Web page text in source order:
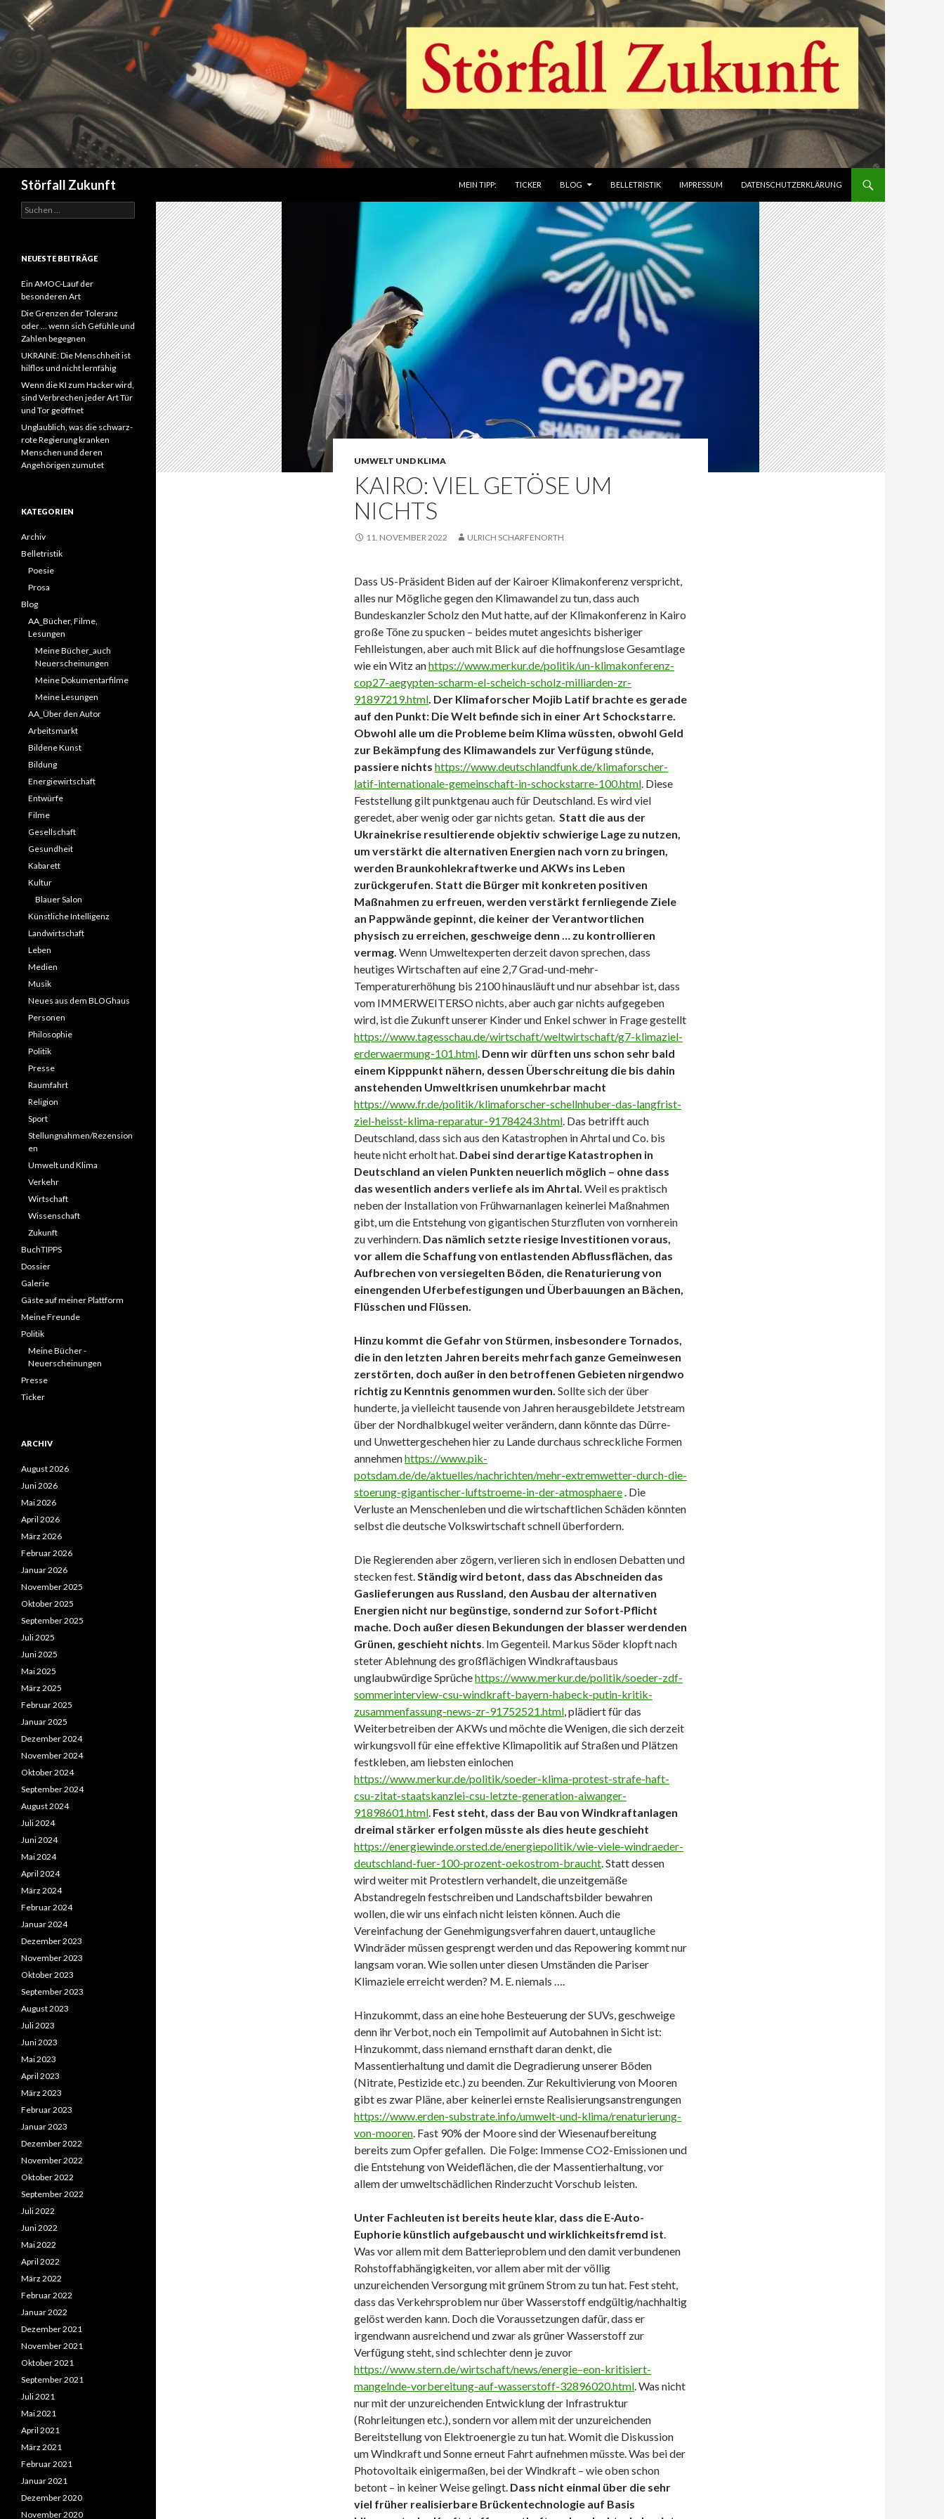
Störfall Zukunft
MEIN TIPP:
TICKER BLOG BELLETRISTIK IMPRESSUM DATENSCHUTZERKLÄRUNG
UMWELT UND KLIMA
KAIRO: VIEL GETÖSE UM
NICHTS
11. NOVEMBER 2022 ULRICH SCHARFENORTH
Dass US-Präsident Biden auf der Kairoer Klimakonferenz verspricht,
alles nur Mögliche gegen den Klimawandel zu tun, dass auch
Bundeskanzler Scholz den Mut hatte, auf der Klimakonferenz in Kairo
große Töne zu spucken – beides mutet angesichts bisheriger
Fehlleistungen, aber auch mit Blick auf die hoffnungslose Gesamtlage
wie ein Witz anhttps://www.merkur.de/politik/un-klimakonferenz-
cop27-aegypten-scharm-el-scheich-scholz-milliarden-zr-
91897219.html. Der Klimaforscher Mojib Latif brachte es gerade
auf den Punkt: Die Welt befinde sich in einer Art Schockstarre.
Obwohl alle um die Probleme beim Klima wüssten, obwohl Geld
zur Bekämpfung des Klimawandels zur Verfügung stünde,
passiere nichts https://www.deutschlandfunk.de/klimaforscher-
latif-internationale-gemeinschaft-in-schockstarre-100.html. Diese
Feststellung gilt punktgenau auch für Deutschland. Es wird viel
geredet, aber wenig oder gar nichts getan. Statt die aus der
Ukrainekrise resultierende objektiv schwierige Lage zu nutzen,
um verstärkt die alternativen Energien nach vorn zu bringen,
werden Braunkohlekraftwerke und AKWs ins Leben
zurückgerufen. Statt die Bürger mit konkreten positiven
Maßnahmen zu erfreuen, werden verstärkt fernliegende Ziele
an Pappwände gepinnt, die keiner der Verantwortlichen
physisch zu erreichen, geschweige denn … zu kontrollieren
vermag. Wenn Umweltexperten derzeit davon sprechen, dass
heutiges Wirtschaften auf eine 2,7 Grad-und-mehr-
Temperaturerhöhung bis 2100 hinausläuft und nur absehbar ist, dass
vom IMMERWEITERSO nichts, aber auch gar nichts aufgegeben
wird, ist die Zukunft unserer Kinder und Enkel schwer in Frage gestellt
https://www.tagesschau.de/wirtschaft/weltwirtschaft/g7-klimaziel-
erderwaermung-101.html. Denn wir dürften uns schon sehr bald
einem Kipppunkt nähern, dessen Überschreitung die bis dahin
anstehenden Umweltkrisen unumkehrbar macht
https://www.fr.de/politik/klimaforscher-schellnhuber-das-langfrist-
ziel-heisst-klima-reparatur-91784243.html. Das betrifft auch
Deutschland, dass sich aus den Katastrophen in Ahrtal und Co. bis
heute nicht erholt hat. Dabei sind derartige Katastrophen in
Deutschland an vielen Punkten neuerlich möglich – ohne dass
das wesentlich anders verliefe als im Ahrtal. Weil es praktisch
neben der Installation von Frühwarnanlagen keinerlei Maßnahmen
gibt, um die Entstehung von gigantischen Sturzfluten von vornherein
zu verhindern. Das nämlich setzte riesige Investitionen voraus,
vor allem die Schaffung von entlastenden Abflussflächen, das
Aufbrechen von versiegelten Böden, die Renaturierung von
einengenden Uferbefestigungen und Überbauungen an Bächen,
Flüsschen und Flüssen.
Hinzu kommt die Gefahr von Stürmen, insbesondere Tornados,
die in den letzten Jahren bereits mehrfach ganze Gemeinwesen
zerstörten, doch außer in den betroffenen Gebieten nirgendwo
richtig zu Kenntnis genommen wurden. Sollte sich der über
hunderte, ja vielleicht tausende von Jahren herausgebildete Jetstream
über der Nordhalbkugel weiter verändern, dann könnte das Dürre-
und Unwettergeschehen hier zu Lande durchaus schreckliche Formen
annehmenhttps://www.pik-
potsdam.de/de/aktuelles/nachrichten/mehr-extremwetter-durch-die-
stoerung-gigantischer-luftstroeme-in-der-atmosphaere. Die
Verluste an Menschenleben und die wirtschaftlichen Schäden könnten
selbst die deutsche Volkswirtschaft schnell überfordern.
Die Regierenden aber zögern, verlieren sich in endlosen Debatten und
stecken fest.Ständig wird betont, dass das Abschneiden das
Gaslieferungen aus Russland, den Ausbau der alternativen
Energien nicht nur begünstige, sondernd zur Sofort-Pflicht
mache. Doch außer diesen Bekundungen der blasser werdenden
Grünen, geschieht nichts. Im Gegenteil. Markus Söder klopft nach
steter Ablehnung des großflächigen Windkraftausbaus
unglaubwürdige Sprüchehttps://www.merkur.de/politik/soeder-zdf-
sommerinterview-csu-windkraft-bayern-habeck-putin-kritik-
zusammenfassung-news-zr-91752521.html, plädiert für das
Weiterbetreiben der AKWs und möchte die Wenigen, die sich derzeit
wirkungsvoll für eine effektive Klimapolitik auf Straßen und Plätzen
festkleben, am liebsten einlochen
https://www.merkur.de/politik/soeder-klima-protest-strafe-haft-
csu-zitat-staatskanzlei-csu-letzte-generation-aiwanger-
91898601.html. Fest steht, dass der Bau von Windkraftanlagen
dreimal stärker erfolgen müsste als dies heute geschieht
https://energiewinde.orsted.de/energiepolitik/wie-viele-windraeder-
deutschland-fuer-100-prozent-oekostrom-braucht. Statt dessen
wird weiter mit Protestlern verhandelt, die unzeitgemäße
Abstandregeln festschreiben und Landschaftsbilder bewahren
wollen, die wir uns einfach nicht leisten können. Auch die
Vereinfachung der Genehmigungsverfahren dauert, untaugliche
Windräder müssen gesprengt werden und das Repowering kommt nur
langsam voran. Wie sollen unter diesen Umständen die Pariser
Klimaziele erreicht werden? M. E. niemals ….
Hinzukommt, dass an eine hohe Besteuerung der SUVs, geschweige
denn ihr Verbot, noch ein Tempolimit auf Autobahnen in Sicht ist:
Hinzukommt, dass niemand ernsthaft daran denkt, die
Massentierhaltung und damit die Degradierung unserer Böden
(Nitrate, Pestizide etc.) zu beenden. Zur Rekultivierung von Mooren
gibt es zwar Pläne, aber keinerlei ernste Realisierungsanstrengungen
https://www.erden-substrate.info/umwelt-und-klima/renaturierung-
von-mooren. Fast 90% der Moore sind der Wiesenaufbereitung
bereits zum Opfer gefallen. Die Folge: Immense CO2-Emissionen und
die Entstehung von Weideflächen, die der Massentierhaltung, vor
allem der umweltschädlichen Rinderzucht Vorschub leisten.
Unter Fachleuten ist bereits heute klar, dass die E-Auto-
Euphorie künstlich aufgebauscht und wirklichkeitsfremd ist.
Was vor allem mit dem Batterieproblem und den damit verbundenen
Rohstoffabhängigkeiten, vor allem aber mit der völlig
unzureichenden Versorgung mit grünem Strom zu tun hat. Fest steht,
dass das Verkehrsproblem nur über Wasserstoff endgültig/nachhaltig
gelöst werden kann. Doch die Voraussetzungen dafür, dass er
irgendwann ausreichend und zwar als grüner Wasserstoff zur
Verfügung steht, sind schlechter denn je zuvor
https://www.stern.de/wirtschaft/news/energie–eon-kritisiert-
mangelnde-vorbereitung-auf-wasserstoff-32896020.html. Was nicht
nur mit der unzureichenden Entwicklung der Infrastruktur
(Rohrleitungen etc.), sondern vor allem mit der unzureichenden
Bereitstellung von Elektroenergie zu tun hat. Womit die Diskussion
um Windkraft und Sonne erneut Fahrt aufnehmen müsste. Was bei der
Photovoltaik einigermaßen, bei der Windkraft – wie oben schon
betont – in keiner Weise gelingt. Dass nicht einmal über die sehr
viel früher realisierbare Brückentechnologie auf Basis
Suchen
nach:
NEUESTE BEITRÄGE
Ein AMOC-Lauf der
besonderen Art
Die Grenzen der Toleranz
oder … wenn sich Gefühle und
Zahlen begegnen
UKRAINE: Die Menschheit ist
hilflos und nicht lernfähig
Wenn die KI zum Hacker wird,
sind Verbrechen jeder Art Tür
und Tor geöffnet
Unglaublich, was die schwarz-
rote Regierung kranken
Menschen und deren
Angehörigen zumutet
KATEGORIEN
Archiv
Belletristik
Poesie
Prosa
Blog
AA_Bücher, Filme,
Lesungen
Meine Bücher_auch
Neuerscheinungen
Meine Dokumentarfilme
Meine Lesungen
AA_Über den Autor
Arbeitsmarkt
Bildene Kunst
Bildung
Energiewirtschaft
Entwürfe
Filme
Gesellschaft
Gesundheit
Kabarett
Kultur
Blauer Salon
Künstliche Intelligenz
Landwirtschaft
Leben
Medien
Musik
Neues aus dem BLOGhaus
Personen
Philosophie
Politik
Presse
Raumfahrt
Religion
Sport
Stellungnahmen/Rezension
en
Umwelt und Klima
Verkehr
Wirtschaft
Wissenschaft
Zukunft
BuchTIPPS
Dossier
Galerie
Gäste auf meiner Plattform
Meine Freunde
Politik
Meine Bücher -
Neuerscheinungen
Presse
Ticker
ARCHIV
August 2026
Juni 2026
Mai 2026
April 2026
März 2026
Februar 2026
Januar 2026
November 2025
Oktober 2025
September 2025
Juli 2025
Juni 2025
Mai 2025
März 2025
Februar 2025
Januar 2025
Dezember 2024
November 2024
Oktober 2024
September 2024
August 2024
Juli 2024
Juni 2024
Mai 2024
April 2024
März 2024
Februar 2024
Januar 2024
Dezember 2023
November 2023
Oktober 2023
September 2023
August 2023
Juli 2023
Juni 2023
Mai 2023
April 2023
März 2023
Februar 2023
Januar 2023
Dezember 2022
November 2022
Oktober 2022
September 2022
Juli 2022
Juni 2022
Mai 2022
April 2022
März 2022
Februar 2022
Januar 2022
Dezember 2021
November 2021
Oktober 2021
September 2021
Juli 2021
Mai 2021
April 2021
März 2021
Februar 2021
Januar 2021
Dezember 2020
November 2020